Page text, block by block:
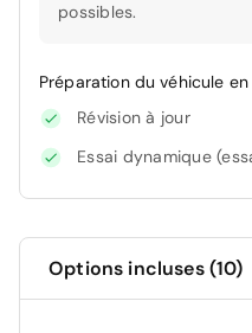
possibles.
Préparation du véhicule
Révision à jour
Essai dynamique
Options incluses (10)